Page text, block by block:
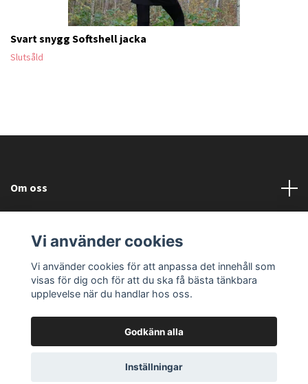
Svart snygg Softshell jacka
Slutsåld
Om oss
Sociala medier
© 2026 Fallorka Design and CompanyPowered by Quickbutik
Vi använder cookies
Vi använder cookies för att anpassa det innehåll som
visas för dig och för att du ska få bästa tänkbara
upplevelse när du handlar hos oss.
Godkänn alla
Inställningar